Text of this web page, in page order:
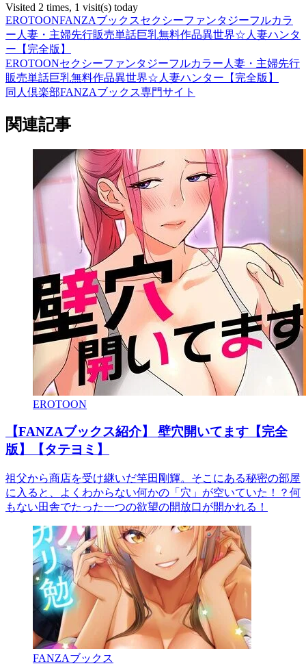
Visited 2 times, 1 visit(s) today
EROTOONFANZAブックスセクシーファンタジーフルカラ
ー 人妻・主婦先行販売単話巨乳無料作品異世界☆人妻ハンタ
ー【完全版】
EROTOONセクシーファンタジーフルカラー 人妻・主婦先行
販売単話巨乳無料作品異世界☆人妻ハンター【完全版】
同人倶楽部FANZAブックス専門サイト
関連記事
EROTOON
【FANZAブックス紹介】 壁穴開いてます【完全
版】【タテヨミ】
祖父から商店を受け継いだ竿田剛輝。そこにある秘密の部屋
に入ると、よくわからない何かの「穴」が空いていた！？何
もない田舎でたった一つの欲望の開放口が開かれる！
FANZAブックス